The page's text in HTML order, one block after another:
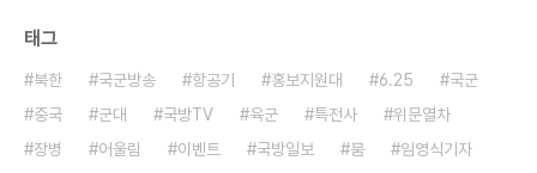
태그
북한 국군방송 항공기 홍보지원대 6.25
국군
중국
군대 국방TV 육군 특전사
위문열차
장병
어울림 이벤트 국방일보 붐
임영식기자